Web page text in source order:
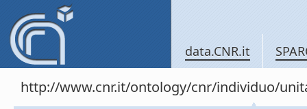
data.CNR.it
http://www.cnr.it/ontology/cnr/individuo/